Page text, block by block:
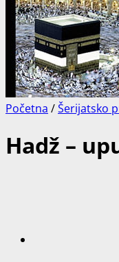
Početna /Šerijatsko
Hadž –